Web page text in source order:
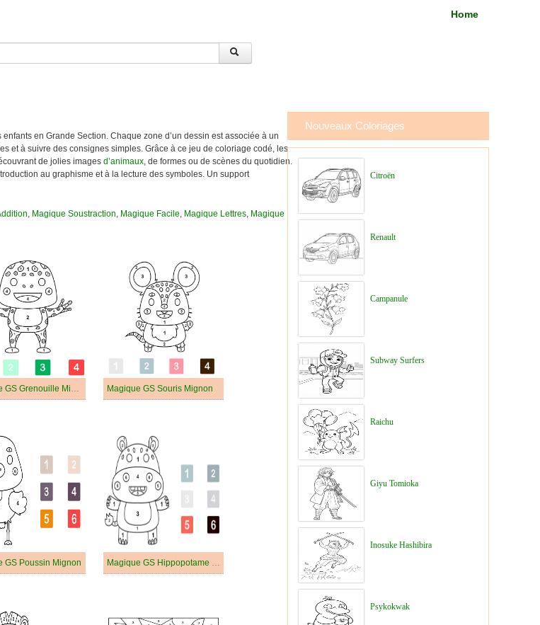
Home
en Grande Section. Chaque zone d’un dessin est associée à un
et à suivre des consignes simples. Grâce à ce jeu de coloriage codé, les
de jolies images d’animaux, de formes ou de scènes du quotidien.
au graphisme et à la lecture des symboles. Un support
, Magique Soustraction, Magique Facile, Magique Lettres, Magique
Magique GS Grenouille Mignonne Magique GS Souris Mignon
GS Poussin Mignon Magique GS Hippopotame Mignon
Nouveaux Coloriages
Citroën
Renault
Campanule
Subway Surfers
Raichu
Giyu Tomioka
Inosuke Hashibira
Psykokwak